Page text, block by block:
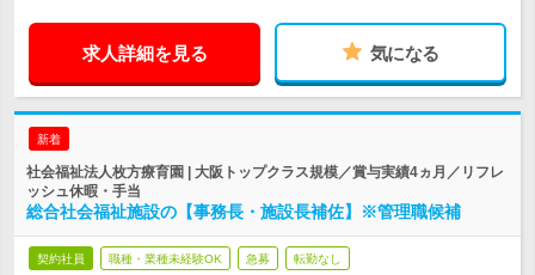
求人詳細を見る 気になる
新着
社会福祉法人枚方療育園 | 大阪トップクラス規模／賞与実績4ヵ月／リフレ
ッシュ休暇・手当
総合社会福祉施設の【事務長・施設長補佐】※管理職候補
契約社員 職種・業種未経験OK 急募 転勤なし